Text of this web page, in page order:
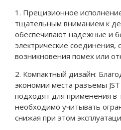
1. Прецизионное
тщательным вниманием к
обеспечивают надежные и
электрические соединения,
возникновения помех или
2. Компактный дизайн:
экономии места разъемы
подходят для применения в
необходимо учитывать
снижая при этом